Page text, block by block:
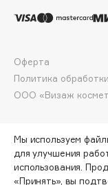
DP Daily Perfection
Dr.Althea
Dr.Ceuracle
Dr.Jart+
Dyson
ООО «Визаж
Оферта
Политика
Мы используем
для улучшения
использования.
«Принять», вы